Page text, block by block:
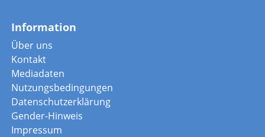
Information
Über uns
Kontakt
Mediadaten
Nutzungsbedingungen
Datenschutzerklärung
Gender-Hinweis
Impressum